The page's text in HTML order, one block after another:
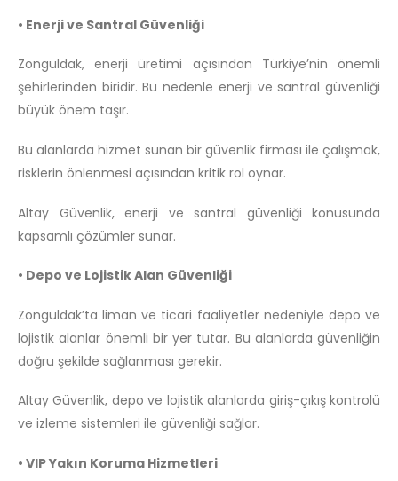
• Enerji ve Santral Güvenliği
Zonguldak, enerji üretimi açısından Türkiye’nin önemli
şehirlerinden biridir. Bu nedenle enerji ve santral güvenliği
büyük önem taşır.
Bu alanlarda hizmet sunan bir güvenlik firması ile çalışmak,
risklerin önlenmesi açısından kritik rol oynar.
Altay Güvenlik, enerji ve santral güvenliği konusunda
kapsamlı çözümler sunar.
• Depo ve Lojistik Alan Güvenliği
Zonguldak’ta liman ve ticari faaliyetler nedeniyle depo ve
lojistik alanlar önemli bir yer tutar. Bu alanlarda güvenliğin
doğru şekilde sağlanması gerekir.
Altay Güvenlik, depo ve lojistik alanlarda giriş-çıkış kontrolü
ve izleme sistemleri ile güvenliği sağlar.
• VIP Yakın Koruma Hizmetleri